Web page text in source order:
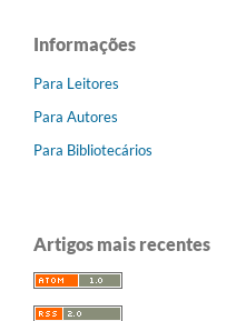
Informações
Para Leitores
Para Autores
Para Bibliotecários
Artigos mais recentes